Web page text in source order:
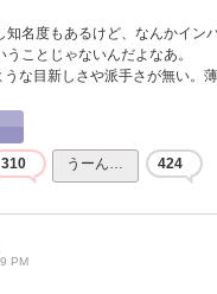
知名度もあるけど、なんかイン
ことじゃないんだよなあ。
な目新しさや派手さが無い。薄
310 うーん… 424
PM